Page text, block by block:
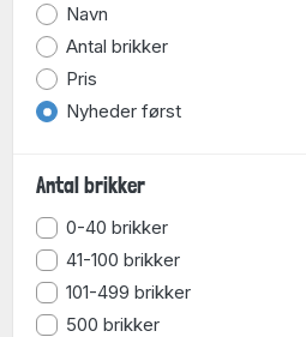
Navn
Antal brikker
Pris
Nyheder først
Antal brikker
0-40 brikker
41-100 brikker
101-499 brikker
500 brikker